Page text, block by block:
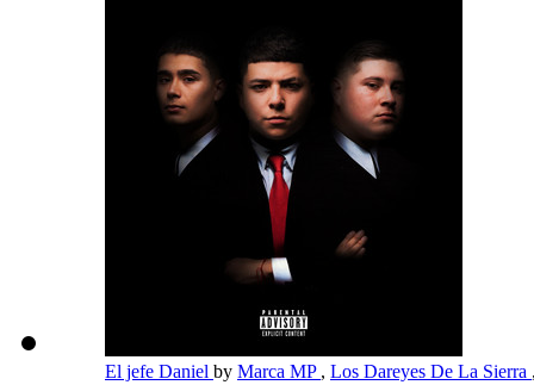
El jefe Daniel by Marca MP , Los Dareyes De La Sierra